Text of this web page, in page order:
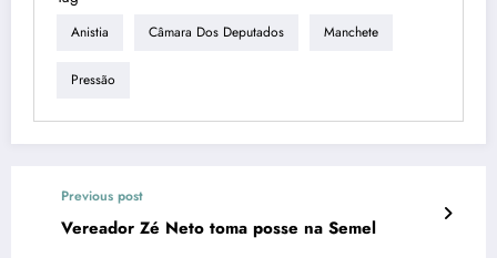
Anistia Câmara Dos Deputados Manchete
Pressão
Previous post
Vereador Zé Neto toma posse na Semel